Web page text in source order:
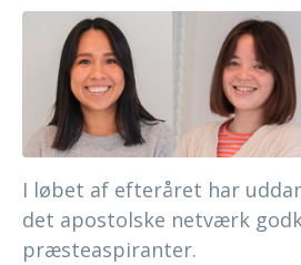
I løbet af efteråret har
det apostolske netværk
præsteaspiranter.